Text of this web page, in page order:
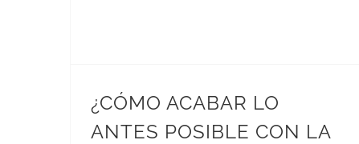
¿CÓMO ACABAR LO
ANTES POSIBLE CON LA